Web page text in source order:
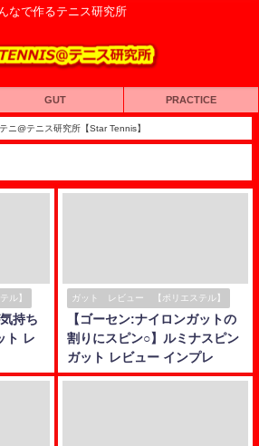
なで作るテニス研究所
GUT PRACTICE
ニ@テニス研究所【Star Tennis】
ル】
持ち
ト レ
ガット レビュー 【ポリエステル】
【ゴーセン:ナイロンガットの
割りにスピン○】ルミナスピン
ガット レビュー インプレ